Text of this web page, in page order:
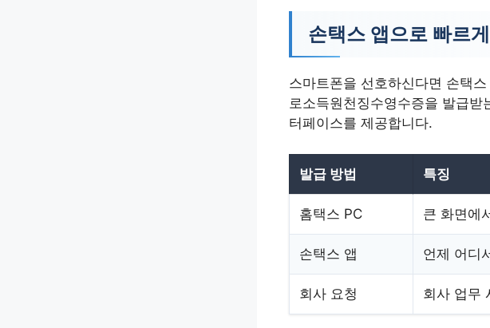
손택스 앱으로 빠르
스마트폰을 선호하신다면 손택
로소득원천징수영수증을 발급
터페이스를 제공합니다.
발급 방법 특징
홈택스 PC 큰 화면에
손택스 앱 언제 어디
회사 요청 회사 업무